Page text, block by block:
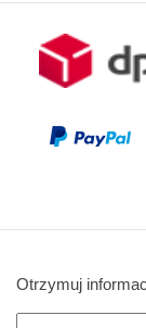
Otrzymuj